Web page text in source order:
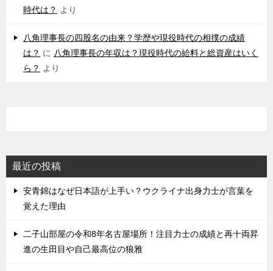
時代は？ より
八角理事長の四股名の由来？学歴や現役時代の相撲の成績
は？ に 八角理事長の年収は？現役時代の給料と総資産はいく
ら？ より
最近の投稿
安青錦はなぜ日本語が上手い？ウクライナ出身力士が言葉を
覚えた理由
二子山部屋の令和8年名古屋場所！注目力士の成績と再十両昇
進の生田目や自己最高位の狼雅